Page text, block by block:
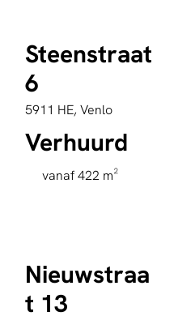
Steenstraat
6
5911 HE, Venlo
Verhuurd
vanaf 422 m²
Nieuwstraa
t 13